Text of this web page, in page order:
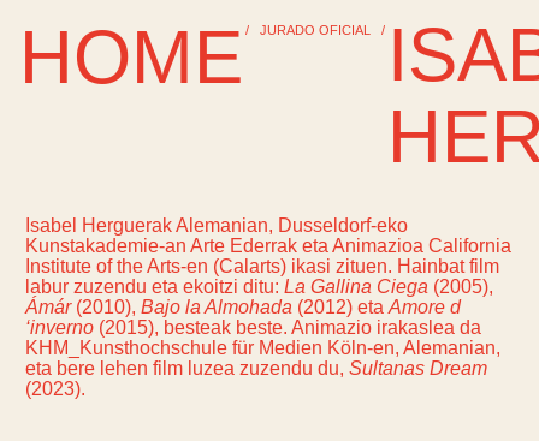
HOME / JURADO OFICIAL /
Isabel Herguerak Alemanian, Dusseldorf-eko
Kunstakademie-an Arte Ederrak eta Animazioa California
Institute of the Arts-en (Calarts) ikasi zituen. Hainbat film
labur zuzendu eta ekoitzi ditu:La Gallina Ciega (2005),
Ámár(2010),Bajo la Almohada (2012) etaAmore d
‘inverno (2015), besteak beste. Animazio irakaslea da
KHM_Kunsthochschule für Medien Köln-en, Alemanian,
eta bere lehen film luzea zuzendu du,Sultanas Dream
(2023).